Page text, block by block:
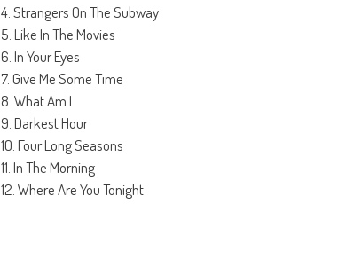
4. Strangers On The Subway
5. Like In The Movies
6. In Your Eyes
7. Give Me Some Time
8. What Am I
9. Darkest Hour
10. Four Long Seasons
11. In The Morning
12. Where Are You Tonight